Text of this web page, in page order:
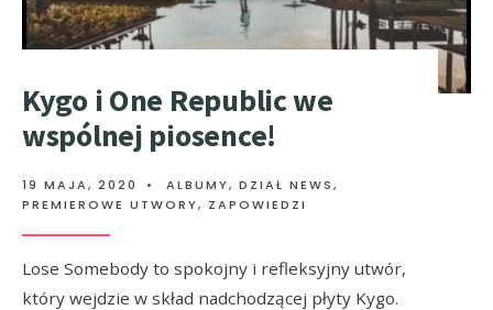
Kygo i One Republic we
wspólnej piosence!
19 MAJA, 2020 • ALBUMY, DZIAŁ NEWS,
PREMIEROWE UTWORY, ZAPOWIEDZI
Lose Somebody to spokojny i refleksyjny utwór,
który wejdzie w skład nadchodzącej płyty Kygo.